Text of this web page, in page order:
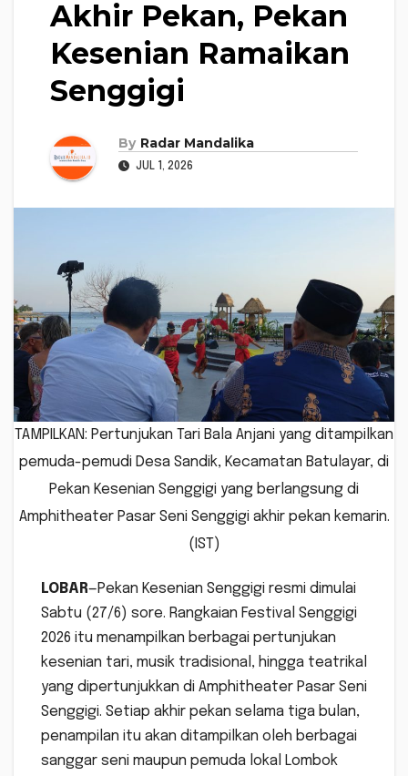
Akhir Pekan, Pekan
Kesenian Ramaikan
Senggigi
By Radar Mandalika
JUL 1, 2026
TAMPILKAN: Pertunjukan Tari Bala Anjani yang ditampilkan
pemuda-pemudi Desa Sandik, Kecamatan Batulayar, di
Pekan Kesenian Senggigi yang berlangsung di
Amphitheater Pasar Seni Senggigi akhir pekan kemarin.
(IST)
LOBAR—Pekan Kesenian Senggigi resmi dimulai
Sabtu (27/6) sore. Rangkaian Festival Senggigi
2026 itu menampilkan berbagai pertunjukan
kesenian tari, musik tradisional, hingga teatrikal
yang dipertunjukkan di Amphitheater Pasar Seni
Senggigi. Setiap akhir pekan selama tiga bulan,
penampilan itu akan ditampilkan oleh berbagai
sanggar seni maupun pemuda lokal Lombok